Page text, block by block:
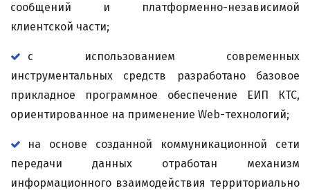
сообщений и платформенно-независимой
клиентской части;
с использованием современных
инструментальных средств разработано базовое
прикладное программное обеспечение ЕИП КТС,
ориентированное на применение Web-технологий;
на основе созданной коммуникационной сети
передачи данных отработан механизм
информационного взаимодействия территориально